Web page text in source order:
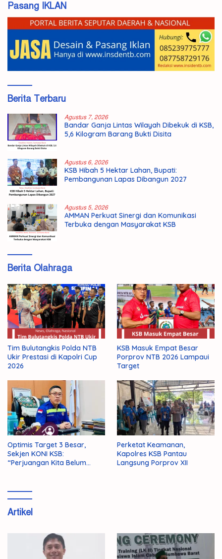
Pasang IKLAN
Berita Terbaru
Agustus 7, 2026
Bandar Ganja Lintas Wilayah Dibekuk di KSB,
5,6 Kilogram Barang Bukti Disita
Agustus 6, 2026
KSB Hibah 5 Hektar Lahan, Bupati:
Pembangunan Lapas Dibangun 2027
Agustus 5, 2026
AMMAN Perkuat Sinergi dan Komunikasi
Terbuka dengan Masyarakat KSB
Berita Olahraga
Tim Bulutangkis Polda NTB
Ukir Prestasi di Kapolri Cup
2026
KSB Masuk Empat Besar
Porprov NTB 2026 Lampaui
Target
Optimis Target 3 Besar,
Sekjen KONI KSB:
“Perjuangan Kita Belum
Perketat Keamanan,
Kapolres KSB Pantau
Langsung Porprov XII
Artikel